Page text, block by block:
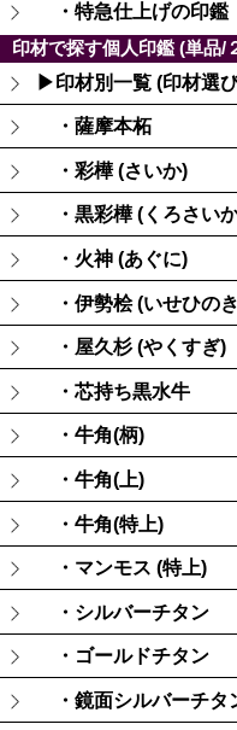
・特急仕上げの印鑑
印材で探す個人印鑑 (単品/
▶印材別一覧 (印材選
・薩摩本柘
・彩樺 (さいか)
・黒彩樺 (くろさい
・火神 (あぐに)
・伊勢桧 (いせひの
・屋久杉 (やくすぎ)
・芯持ち黒水牛
・牛角(柄)
・牛角(上)
・牛角(特上)
・マンモス (特上)
・シルバーチタン
・ゴールドチタン
・鏡面シルバーチタ